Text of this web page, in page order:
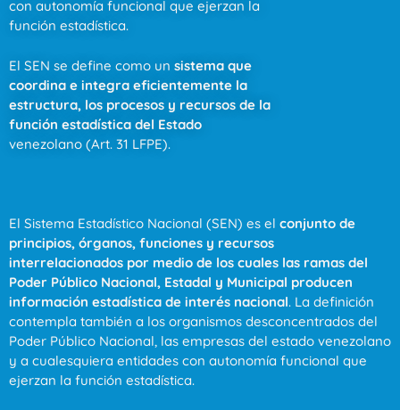
El Sistema Estadístico Nacional (SEN) es el conjunto de
principios, órganos, funciones y recursos
interrelacionados por medio de los cuales las ramas del
Poder Público Nacional, Estadal y Municipal producen
información estadística de interés nacional. La definición
contempla también a los organismos desconcentrados del
Poder Público Nacional, las empresas del estado venezolano
y a cualesquiera entidades con autonomía funcional que
ejerzan la función estadística.
con autonomía funcional que ejerzan la
función estadística.
El SEN se define como un sistema que
coordina e integra eficientemente la
estructura, los procesos y recursos de la
función estadística del Estado
venezolano (Art. 31 LFPE).